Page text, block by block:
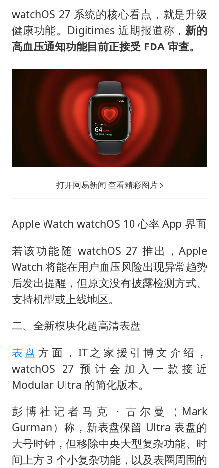
公司“上四休三”但要降薪1000元
47岁妈妈突然产女 26岁女儿：很震惊
watchOS 27 系统的核心看点，就是升级
健康功能。Digitimes 近期报道称，新的
高血压通知功能目前正接受 FDA 审查。
打开网易新闻 查看精彩图片
Apple Watch watchOS 10 心率 App 界面
若该功能随 watchOS 27 推出，Apple
Watch 将能在用户血压风险出现异常趋势
后发出提醒，但原文没有披露检测方式、
支持机型或上线地区。
二、全新模块化超高清表盘
表盘方面，IT之家援引博文介绍，
watchOS 27 预计会加入一款接近
Modular Ultra 的简化版本。
彭博社记者马克 · 古尔曼（Mark
Gurman）称，新表盘保留 Ultra 表盘的
大号时钟，但移除中央大型复杂功能、时
间上方 3 个小复杂功能，以及表圈周围的